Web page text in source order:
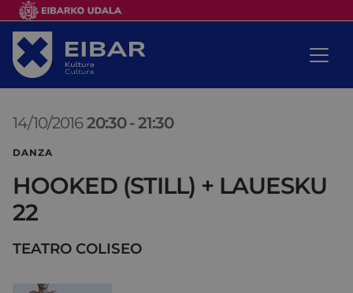
14/10/2016 20:30 -21:30
DANZA
HOOKED (STILL) + LAUESKU
22
TEATRO COLISEO